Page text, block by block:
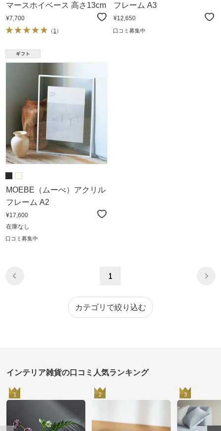
マースホイベース 高さ13cm
¥7,700
（ 1 ）
フレーム A3
¥12,650
口コミ募集中
MOEBE（ムーべ）アクリル
フレーム A2
¥17,600
在庫なし
口コミ募集中
1
カテゴリで絞り込む
インテリア雑貨の口コミ人気ランキング
1 2 3